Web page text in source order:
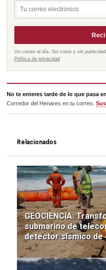
Un correo al día. Sin coste y sin
Política de privacidad
No te enteres tarde de lo que pasa
Corredor del Henares en tu correo.
Relacionados
GEOCIENCIA.
submarino de
detector sísmico de